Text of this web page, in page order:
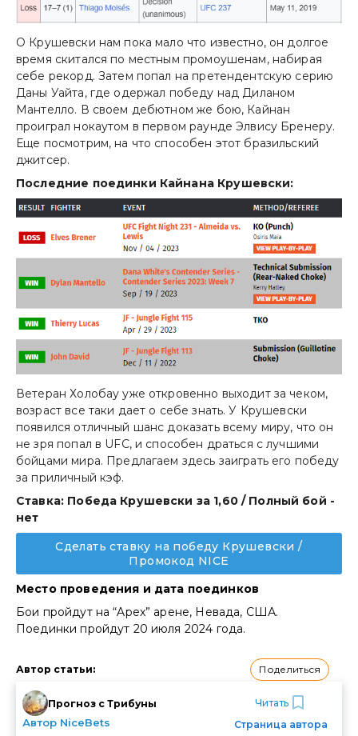
О Крушевски нам пока мало что известно, он долгое
время скитался по местным промоушенам, набирая
себе рекорд. Затем попал на претендентскую серию
Даны Уайта, где одержал победу над Диланом
Мантелло. В своем дебютном же бою, Кайнан
проиграл нокаутом в первом раунде Элвису Бренеру.
Еще посмотрим, на что способен этот бразильский
джитсер.
Последние поединки Кайнана Крушевски:
Ветеран Холобау уже откровенно выходит за чеком,
возраст все таки дает о себе знать. У Крушевски
появился отличный шанс доказать всему миру, что он
не зря попал в UFC, и способен драться с лучшими
бойцами мира. Предлагаем здесь заиграть его победу
за приличный кэф.
Ставка: Победа Крушевски за 1,60 / Полный бой -
нет
Сделать ставку на победу Крушевски /
Промокод NICE
Место проведения и дата поединков
Бои пройдут на “Apex” арене, Невада, США.
Поединки пройдут 20 июля 2024 года.
Автор статьи: Поделиться
Прогноз с Трибуны
Автор NiceBets
Читать
Страница автора